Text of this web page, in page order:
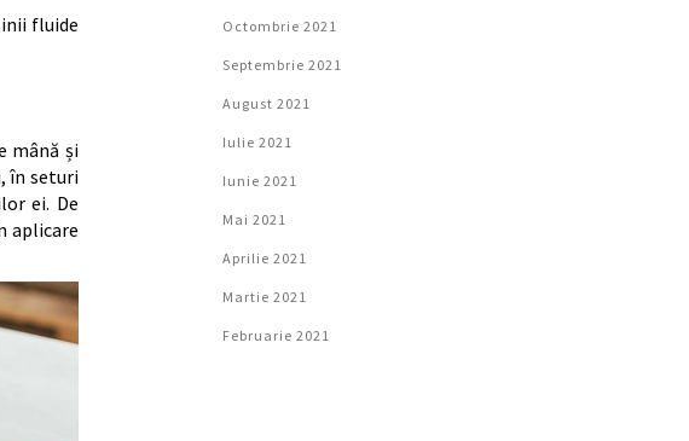
fluide
mână și
în seturi
ei. De
aplicare
Octombrie 2021
Septembrie 2021
August 2021
Iulie 2021
Iunie 2021
Mai 2021
Aprilie 2021
Martie 2021
Februarie 2021